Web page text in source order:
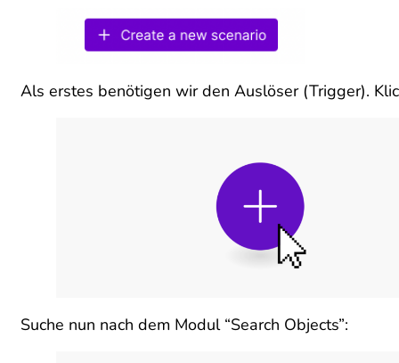
Als erstes benötigen wir den Auslöser (Trigger).
Suche nun nach dem Modul “Search Objects”: